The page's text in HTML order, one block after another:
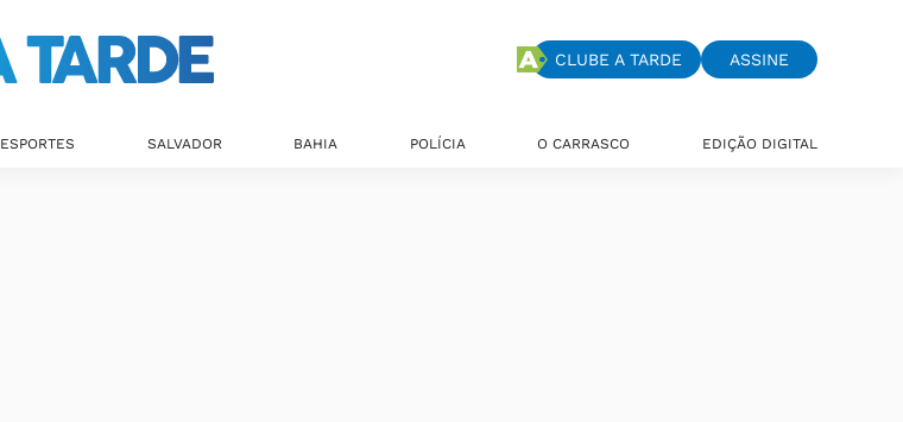
CLUBE A TARDE ASSINE
ESPORTES SALVADOR BAHIA POLÍCIA O CARRASCO EDIÇÃO DIGITAL